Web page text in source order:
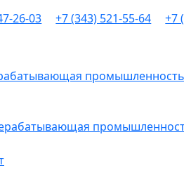
промышленность
26-03 +7 (343) 521-55-64 +7